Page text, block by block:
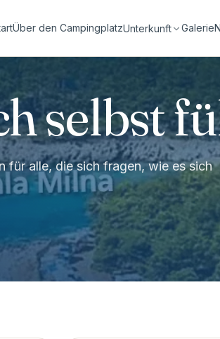
Über den CampingplatzUnterkunft Galerie
selbst
für alle, die sich fragen, wie es sich